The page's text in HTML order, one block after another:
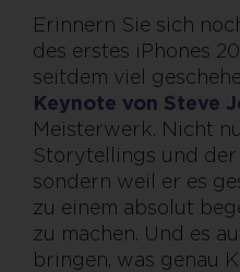
Erinnern Sie sich
des erstes iPhones
seitdem viel
Keynote von Steve
Meisterwerk. Nicht
Storytellings und der
sondern weil er es
zu einem absolut
zu machen. Und es
bringen, was genau